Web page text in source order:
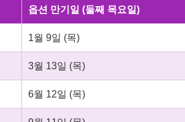
옵션 만기일 (둘째 목요일)
1월 9일 (목)
3월 13일 (목)
6월 12일 (목)